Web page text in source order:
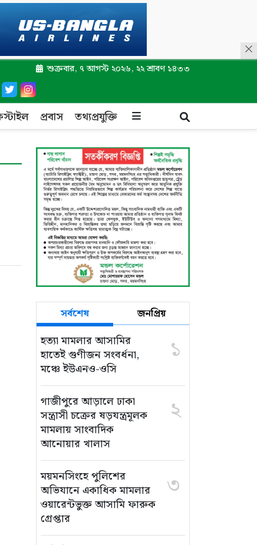
শুক্রবার, ৭ আগস্ট ২০২৬, ২২ শ্রাবণ ১৪৩৩
প্রবাস তথ্যপ্রযুক্তি
সর্বশেষ জনপ্রিয়
হত্যা মামলার আসামির
হাতেই গুণীজন সংবর্ধনা,
মঞ্চে ইউএনও-ওসি
১
গাজীপুরে আড়ালে ঢাকা
সন্ত্রাসী চক্রের ষড়যন্ত্রমূলক
মামলায় সাংবাদিক
আনোয়ার খালাস
২
ময়মনসিংহে পুলিশের
অভিযানে একাধিক মামলার
ওয়ারেন্টভুক্ত আসামি ফারুক
গ্রেপ্তার
৩